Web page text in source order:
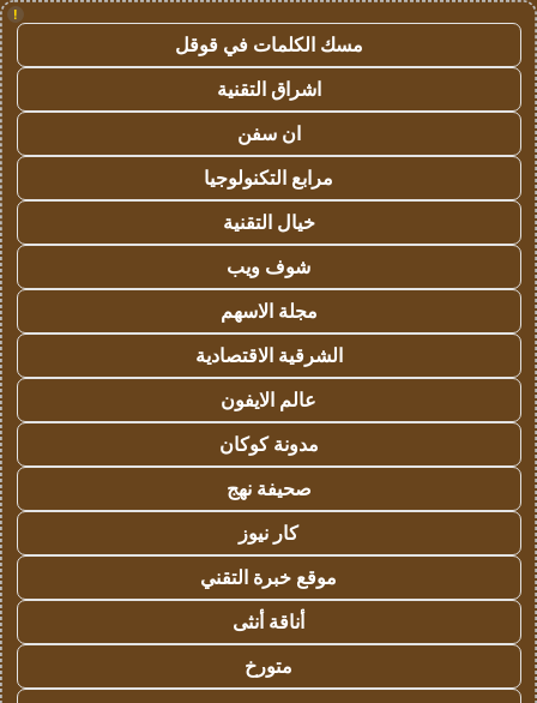
!
مسك الكلمات في قوقل
اشراق التقنية
ان سفن
مرابع التكنولوجيا
خيال التقنية
شوف ويب
مجلة الاسهم
الشرقية الاقتصادية
عالم الايفون
مدونة كوكان
صحيفة نهج
كار نيوز
موقع خبرة التقني
أناقة أنثى
متورخ